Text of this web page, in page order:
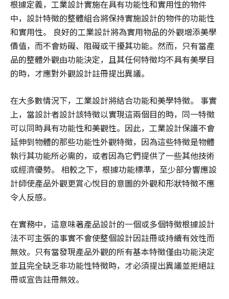
根據定義，工業設計實施在具有功能性和實用性的物件
中，設計特徵的整體組合將保持實施設計的物件的功能性
和實用性。 良好的工業設計將為實用物品的外觀增添美學
價值，而不會妨礙、阻礙或干擾其功能。然而，只有當產
品的整體外觀由功能決定，且其任何特徵均不具有美學目
的時，才應對外觀設計註冊提出異議。
在大多數情況下，工業設計將結合功能和美學特徵。 事實
上，當設計者設計該特徵以實現這兩個目的時，同一特徵
可以同時具有功能性和美觀性。因此，工業設計保護不會
延伸到物體的那些功能性外觀特徵，因為這些特徵是物體
執行其功能所必需的，或者因為它們提供了一些其他技術
或經濟優勢。 相較之下，根據功能標準，至少部分響應設
計師使產品外觀更賞心悅目的意圖的外觀和形狀特徵不應
令人反感。
在實務中，這意味著產品設計的一個或多個特徵根據設計
法不可主張的事實不會使整個設計因註冊或持續有效性而
無效。只有當發現產品外觀的所有基本特徵僅由功能決定
並且完全缺乏非功能性特徵時，才必須提出異議並拒絕註
冊或宣告註冊無效。